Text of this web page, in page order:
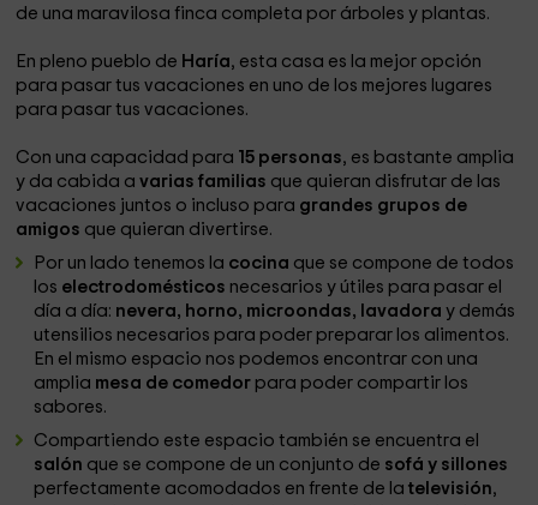
de una maravilosa finca completa por árboles y plantas.
En pleno pueblo de Haría, esta casa es la mejor opción
para pasar tus vacaciones en uno de los mejores lugares
para pasar tus vacaciones.
Con una capacidad para 15 personas, es bastante amplia
y da cabida avarias familias que quieran disfrutar de las
vacaciones juntos o incluso para grandes grupos de
amigos que quieran divertirse.
Por un lado tenemos la cocina que se compone de todos
los electrodomésticos necesarios y útiles para pasar el
día a día: nevera, horno, microondas, lavadoray demás
utensilios necesarios para poder preparar los alimentos.
En el mismo espacio nos podemos encontrar con una
amplia mesa de comedor para poder compartir los
sabores.
Compartiendo este espacio también se encuentra el
salón que se compone de un conjunto de sofá y sillones
perfectamente acomodados en frente de latelevisión,